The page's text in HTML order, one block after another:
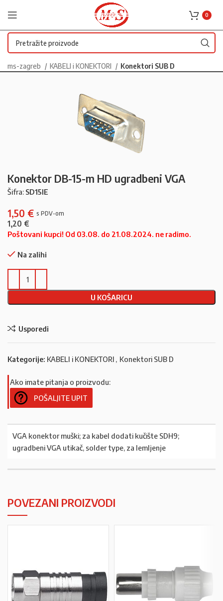
0
ms-zagreb KABELI i KONEKTORI Konektori SUB D
Konektor DB-15-m HD ugradbeni VGA
Šifra: SD15IE
1,50 €
1,20 €
Poštovani kupci! Od 03.08. do 21.08.2024. ne radimo.
Na zalihi
U KOŠARICU
Usporedi
Kategorije: KABELI i KONEKTORI , Konektori SUB D
Ako imate pitanja o proizvodu:
POŠALJITE UPIT
VGA konektor muški; za kabel dodati kučište SDH9;
ugradbeni VGA utikač, solder type, za lemljenje
POVEZANI PROIZVODI